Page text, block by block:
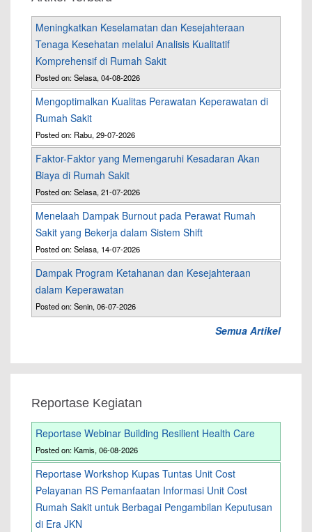
Meningkatkan Keselamatan dan Kesejahteraan
Tenaga Kesehatan melalui Analisis Kualitatif
Komprehensif di Rumah Sakit
Posted on: Selasa, 04-08-2026
Mengoptimalkan Kualitas Perawatan Keperawatan di
Rumah Sakit
Posted on: Rabu, 29-07-2026
Faktor-Faktor yang Memengaruhi Kesadaran Akan
Biaya di Rumah Sakit
Posted on: Selasa, 21-07-2026
Menelaah Dampak Burnout pada Perawat Rumah
Sakit yang Bekerja dalam Sistem Shift
Posted on: Selasa, 14-07-2026
Dampak Program Ketahanan dan Kesejahteraan
dalam Keperawatan
Posted on: Senin, 06-07-2026
Semua Artikel
Reportase Kegiatan
Reportase Webinar Building Resilient Health Care
Posted on: Kamis, 06-08-2026
Reportase Workshop Kupas Tuntas Unit Cost
Pelayanan RS Pemanfaatan Informasi Unit Cost
Rumah Sakit untuk Berbagai Pengambilan Keputusan
di Era JKN